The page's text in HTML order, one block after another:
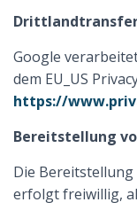
Google
dem EU_US
https://
Bereitstellung
Die
erfolgt freiwillig,